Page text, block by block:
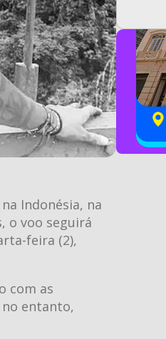
Indonésia, na
o voo seguirá
feira (2),
com as
entanto,